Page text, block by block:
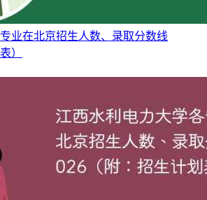
江苏 市场营销 3
社会工作
广播电视编导 2
影视摄影与制作 2
业在北京招生人数、录取分数线
）